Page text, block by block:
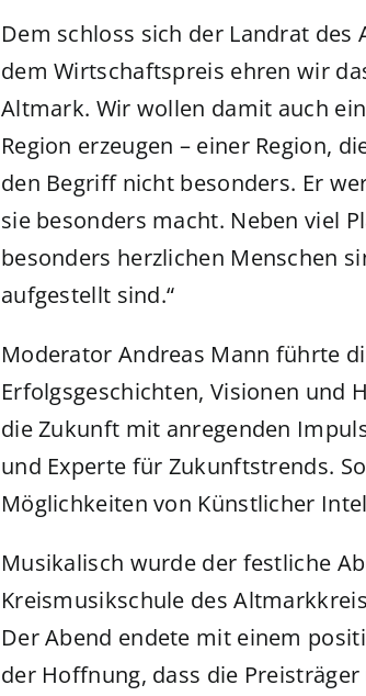
Dem schloss sich der Landrat des
dem Wirtschaftspreis ehren wir
Altmark. Wir wollen damit auch
Region erzeugen – einer Region,
den Begriff nicht besonders. Er
sie besonders macht. Neben viel
besonders herzlichen Menschen
aufgestellt sind.“
Moderator Andreas Mann führte
Erfolgsgeschichten, Visionen und
die Zukunft mit anregenden
und Experte für Zukunftstrends.
Möglichkeiten von Künstlicher
Musikalisch wurde der festliche
Kreismusikschule des
Der Abend endete mit einem
der Hoffnung, dass die